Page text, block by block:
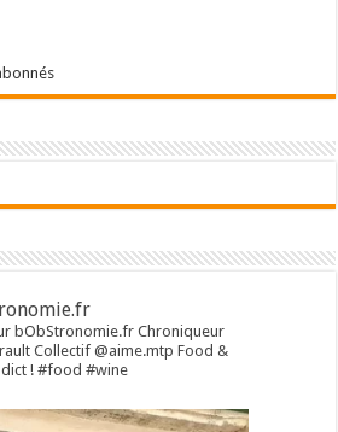
bObStronomie.fr Chroniqueur
Collectif @aime.mtp Food &
!#food #wine